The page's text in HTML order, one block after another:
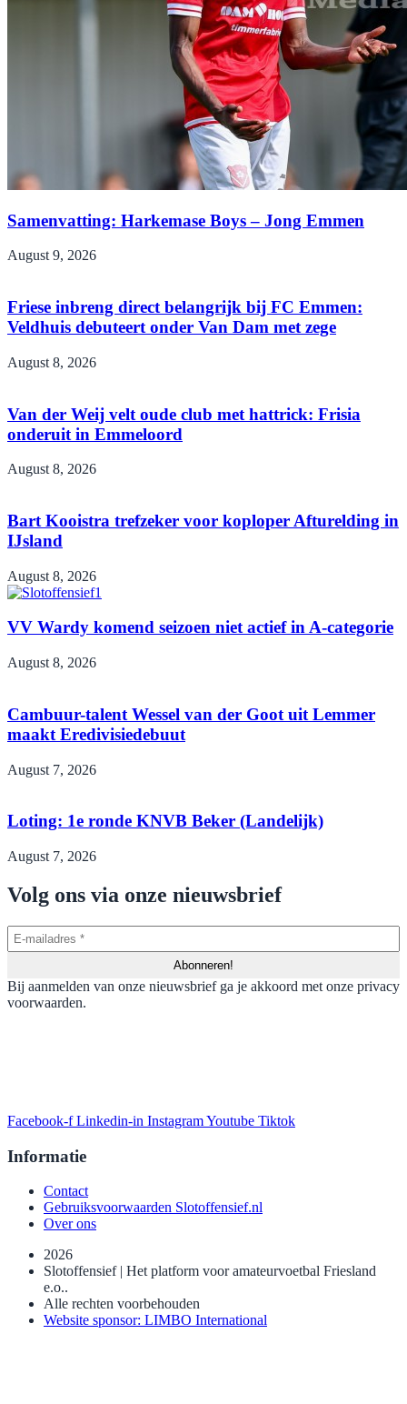
Samenvatting: Harkemase Boys – Jong Emmen
August 9, 2026
Friese inbreng direct belangrijk bij FC Emmen:
Veldhuis debuteert onder Van Dam met zege
August 8, 2026
Van der Weij velt oude club met hattrick: Frisia
onderuit in Emmeloord
August 8, 2026
Bart Kooistra trefzeker voor koploper Afturelding in
IJsland
August 8, 2026
VV Wardy komend seizoen niet actief in A-categorie
August 8, 2026
Cambuur-talent Wessel van der Goot uit Lemmer
maakt Eredivisiedebuut
August 7, 2026
Loting: 1e ronde KNVB Beker (Landelijk)
August 7, 2026
Volg ons via onze nieuwsbrief
Bij aanmelden van onze nieuwsbrief ga je akkoord met onze privacy
voorwaarden.
Facebook-f Linkedin-in InstagramYoutube Tiktok
Informatie
Contact
Gebruiksvoorwaarden Slotoffensief.nl
Over ons
2026
Slotoffensief | Het platform voor amateurvoetbal Friesland
e.o..
Alle rechten voorbehouden
Website sponsor: LIMBO International